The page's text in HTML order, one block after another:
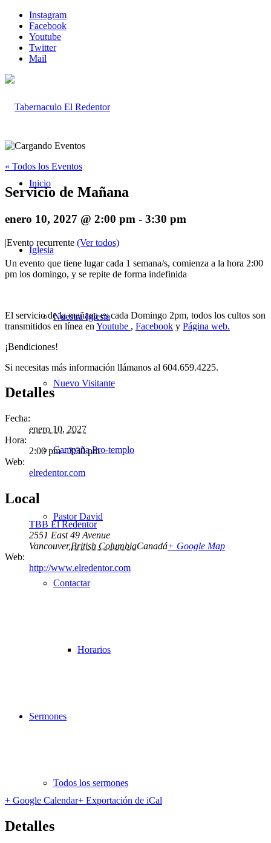
Instagram
Facebook
Youtube
Twitter
Mail
Inicio
Iglesia
Nuestra Iglesia
Nuevo Visitante
Campaña Pro-templo
Pastor David
Contactar
Horarios
Sermones
Todos los sermones
« Todos los Eventos
Servicio de Mañana
enero 10, 2027 @ 2:00 pm - 3:30 pm
|Evento recurrente (Ver todos)
Un evento que tiene lugar cada 1 semana/s, comienza a la hora 2:00
pm los domingo, y se repite de forma indefinida
El servicio de la mañana es cada Domingo 2pm, todos los cultos son
transmitidos en línea en Youtube , Facebook y Página web.
¡Bendiciones!
Si necesitas más información llámanos al 604.659.4225.
Detalles
Fecha:
enero 10, 2027
Hora:
2:00 pm - 3:30 pm
Web:
elredentor.com
Local
TBB El Redentor
2551 East 49 Avenue
Vancouver,British ColumbiaCanadá+ Google Map
Web:
http://www.elredentor.com
+ Google Calendar+ Exportación de iCal
Detalles